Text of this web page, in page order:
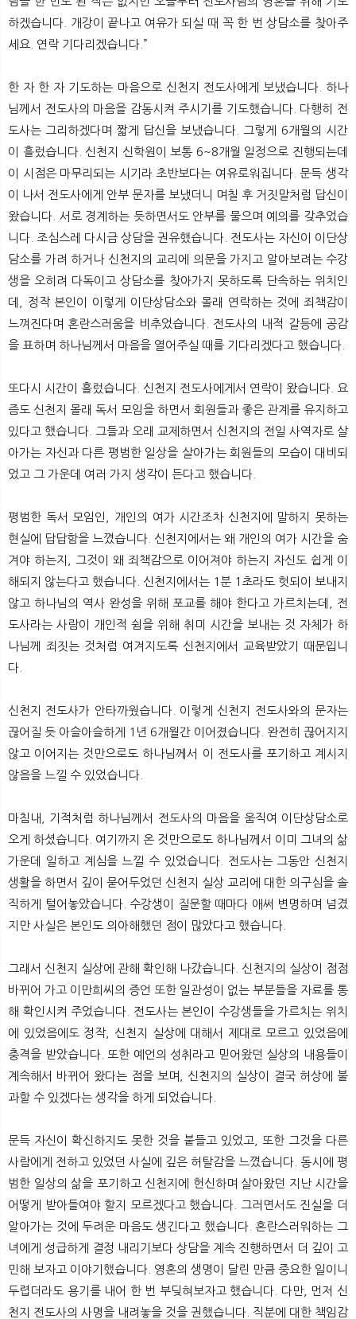
하겠습니다. 개강이 끝나고 여유가 되실 때 꼭 한 번 상담소를 찾아주
세요. 연락 기다리겠습니다.”
한 자 한 자 기도하는 마음으로 신천지 전도사에게 보냈습니다. 하나
님께서 전도사의 마음을 감동시켜 주시기를 기도했습니다. 다행히 전
도사는 그리하겠다며 짧게 답신을 보냈습니다. 그렇게 6개월의 시간
이 흘렀습니다. 신천지 신학원이 보통 6~8개월 일정으로 진행되는데
이 시점은 마무리되는 시기라 초반보다는 여유로워집니다. 문득 생각
이 나서 전도사에게 안부 문자를 보냈더니 며칠 후 거짓말처럼 답신이
왔습니다. 서로 경계하는 듯하면서도 안부를 물으며 예의를 갖추었습
니다. 조심스레 다시금 상담을 권유했습니다. 전도사는 자신이 이단상
담소를 가려 하거나 신천지의 교리에 의문을 가지고 알아보려는 수강
생을 오히려 다독이고 상담소를 찾아가지 못하도록 단속하는 위치인
데, 정작 본인이 이렇게 이단상담소와 몰래 연락하는 것에 죄책감이
느껴진다며 혼란스러움을 비추었습니다. 전도사의 내적 갈등에 공감
을 표하며 하나님께서 마음을 열어주실 때를 기다리겠다고 했습니다.
또다시 시간이 흘렀습니다. 신천지 전도사에게서 연락이 왔습니다. 요
즘도 신천지 몰래 독서 모임을 하면서 회원들과 좋은 관계를 유지하고
있다고 했습니다. 그들과 오래 교제하면서 신천지의 전일 사역자로 살
아가는 자신과 다른 평범한 일상을 살아가는 회원들의 모습이 대비되
었고 그 가운데 여러 가지 생각이 든다고 했습니다.
평범한 독서 모임인, 개인의 여가 시간조차 신천지에 말하지 못하는
현실에 답답함을 느꼈습니다. 신천지에서는 왜 개인의 여가 시간을 숨
겨야 하는지, 그것이 왜 죄책감으로 이어져야 하는지 자신도 쉽게 이
해되지 않는다고 했습니다. 신천지에서는 1분 1초라도 헛되이 보내지
않고 하나님의 역사 완성을 위해 포교를 해야 한다고 가르치는데, 전
도사라는 사람이 개인적 쉼을 위해 취미 시간을 보내는 것 자체가 하
나님께 죄짓는 것처럼 여겨지도록 신천지에서 교육받았기 때문입니
다.
신천지 전도사가 안타까웠습니다. 이렇게 신천지 전도사와의 문자는
끊어질 듯 아슬아슬하게 1년 6개월간 이어졌습니다. 완전히 끊어지지
않고 이어지는 것만으로도 하나님께서 이 전도사를 포기하고 계시지
않음을 느낄 수 있었습니다.
마침내, 기적처럼 하나님께서 전도사의 마음을 움직여 이단상담소로
오게 하셨습니다. 여기까지 온 것만으로도 하나님께서 이미 그녀의 삶
가운데 일하고 계심을 느낄 수 있었습니다. 전도사는 그동안 신천지
생활을 하면서 깊이 묻어두었던 신천지 실상 교리에 대한 의구심을 솔
직하게 털어놓았습니다. 수강생이 질문할 때마다 애써 변명하며 넘겼
지만 사실은 본인도 의아해했던 점이 많았다고 했습니다.
그래서 신천지 실상에 관해 확인해 나갔습니다. 신천지의 실상이 점점
바뀌어 가고 이만희씨의 증언 또한 일관성이 없는 부분들을 자료를 통
해 확인시켜 주었습니다. 전도사는 본인이 수강생들을 가르치는 위치
에 있었음에도 정작, 신천지 실상에 대해서 제대로 모르고 있었음에
충격을 받았습니다. 또한 예언의 성취라고 믿어왔던 실상의 내용들이
계속해서 바뀌어 왔다는 점을 보며, 신천지의 실상이 결국 허상에 불
과할 수 있겠다는 생각을 하게 되었습니다.
문득 자신이 확신하지도 못한 것을 붙들고 있었고, 또한 그것을 다른
사람에게 전하고 있었던 사실에 깊은 허탈감을 느꼈습니다. 동시에 평
범한 일상의 삶을 포기하고 신천지에 헌신하며 살아왔던 지난 시간을
어떻게 받아들여야 할지 모르겠다고 했습니다. 그러면서도 진실을 더
알아가는 것에 두려운 마음도 생긴다고 했습니다. 혼란스러워하는 그
녀에게 성급하게 결정 내리기보다 상담을 계속 진행하면서 더 깊이 고
민해 보자고 이야기했습니다. 영혼의 생명이 달린 만큼 중요한 일이니
두렵더라도 용기를 내어 한 번 부딪혀보자고 했습니다. 다만, 먼저 신
천지 전도사의 사명을 내려놓을 것을 권했습니다. 직분에 대한 책임감